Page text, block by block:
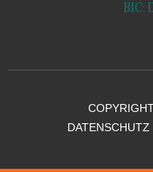
BIC:
DATENSCHUTZ